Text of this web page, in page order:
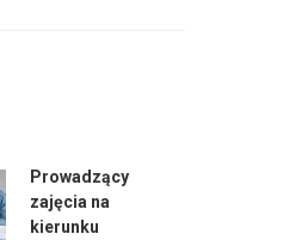
Prowadzący
zajęcia na
kierunku